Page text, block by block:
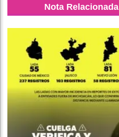
Nota Relacionada